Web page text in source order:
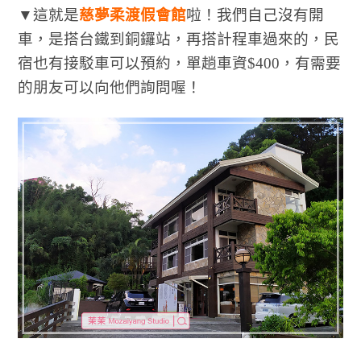
▼這就是慈夢柔渡假會館啦！我們自己沒有開
車，是搭台鐵到銅鑼站，再搭計程車過來的，民
宿也有接駁車可以預約，單趟車資$400，有需要
的朋友可以向他們詢問喔！